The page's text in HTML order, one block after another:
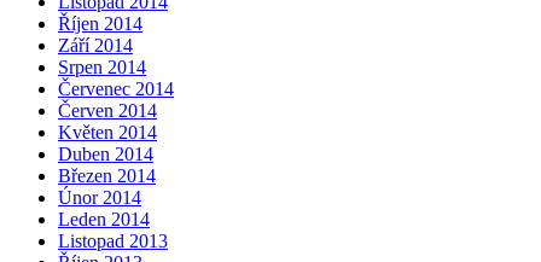
Říjen 2014
Září 2014
Srpen 2014
Červenec 2014
Červen 2014
Květen 2014
Duben 2014
Březen 2014
Únor 2014
Leden 2014
Listopad 2013